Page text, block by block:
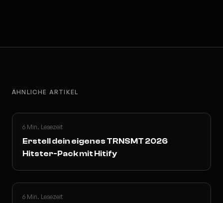
ÄHNLICHE ARTIKEL
6 Min. Lesezeit
Erstell dein eigenes TRNSMT 2026
Hitster-Pack mit Hitify
6 Min. Lesezeit